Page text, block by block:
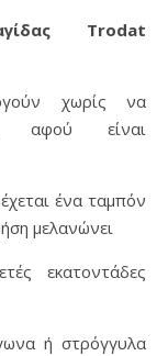
Trodat
χωρίς να
αφού είναι
ένα ταμπόν
μελανώνει
εκατοντάδες
ή στρόγγυλα